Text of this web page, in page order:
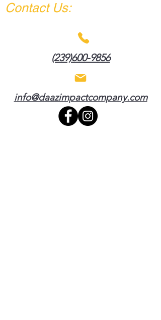
Contact Us:
(239)600-9856
info@daazimpactcompany.com